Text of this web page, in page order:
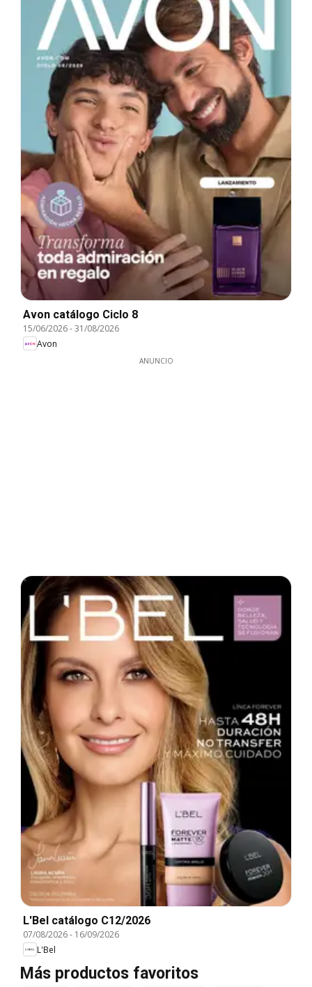
Avon catálogo Ciclo 8
15/06/2026-31/08/2026
Avon
ANUNCIO
L'Bel catálogo C12/2026
07/08/2026- 16/09/2026
L'Bel
Más productos favoritos